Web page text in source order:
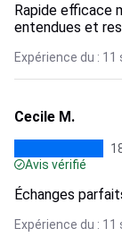
Rapide efficace
entendues et
Expérience du : 11
Cecile M.
Avis vérifié
Échanges
Expérience du : 11